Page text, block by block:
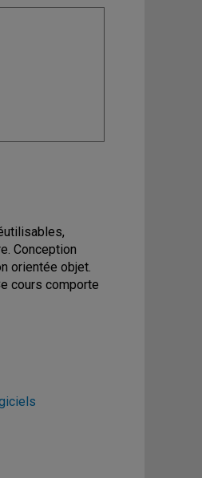
Conception
orientée objet.
cours comporte